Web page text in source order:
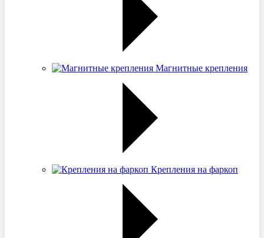
Магнитные крепления
Крепления на фаркоп